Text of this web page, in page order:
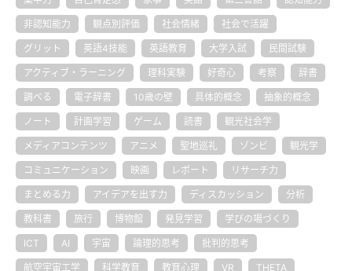
非認知能力 観点別評価 社会情緒 社会で活躍
グリット 英語4技能 英語教育 大学入試 民間試験
アクティブ・ラーニング 理科実験 好奇心 考察 辞書
調べる 電子辞書 10歳の壁 具体的概念 抽象的概念
ノート 計画学習 ゲーム 読書 観光社会学
メディアコンテンツ アニメ 聖地巡礼 ゾンビ 観光学
コミュニケーション 映画 レポート リサーチ力
まとめる力 アイデアを出す力 ディスカッション 分析
教科書 旅行 博物館 発見学習 学びの場づくり
ICT AI 宇宙 論理的思考 批判的思考
航空宇宙工学 科学教育 教育心理 VR THETA